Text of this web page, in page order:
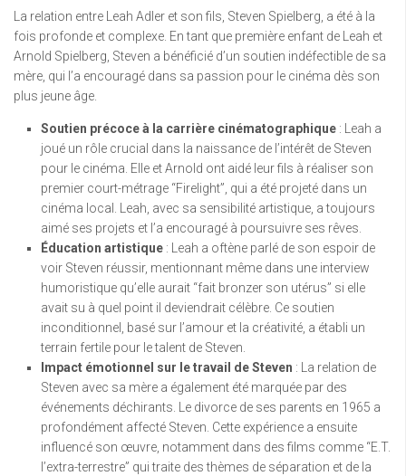
La relation entre Leah Adler et son fils, Steven Spielberg, a été à la
fois profonde et complexe. En tant que première enfant de Leah et
Arnold Spielberg, Steven a bénéficié d’un soutien indéfectible de sa
mère, qui l’a encouragé dans sa passion pour le cinéma dès son
plus jeune âge.
Soutien précoce à la carrière cinématographique : Leah a
joué un rôle crucial dans la naissance de l’intérêt de Steven
pour le cinéma. Elle et Arnold ont aidé leur fils à réaliser son
premier court-métrage “Firelight”, qui a été projeté dans un
cinéma local. Leah, avec sa sensibilité artistique, a toujours
aimé ses projets et l’a encouragé à poursuivre ses rêves.
Éducation artistique : Leah a oftène parlé de son espoir de
voir Steven réussir, mentionnant même dans une interview
humoristique qu’elle aurait “fait bronzer son utérus” si elle
avait su à quel point il deviendrait célèbre. Ce soutien
inconditionnel, basé sur l’amour et la créativité, a établi un
terrain fertile pour le talent de Steven.
Impact émotionnel sur le travail de Steven : La relation de
Steven avec sa mère a également été marquée par des
événements déchirants. Le divorce de ses parents en 1965 a
profondément affecté Steven. Cette expérience a ensuite
influencé son œuvre, notamment dans des films comme “E.T.
l’extra-terrestre” qui traite des thèmes de séparation et de la